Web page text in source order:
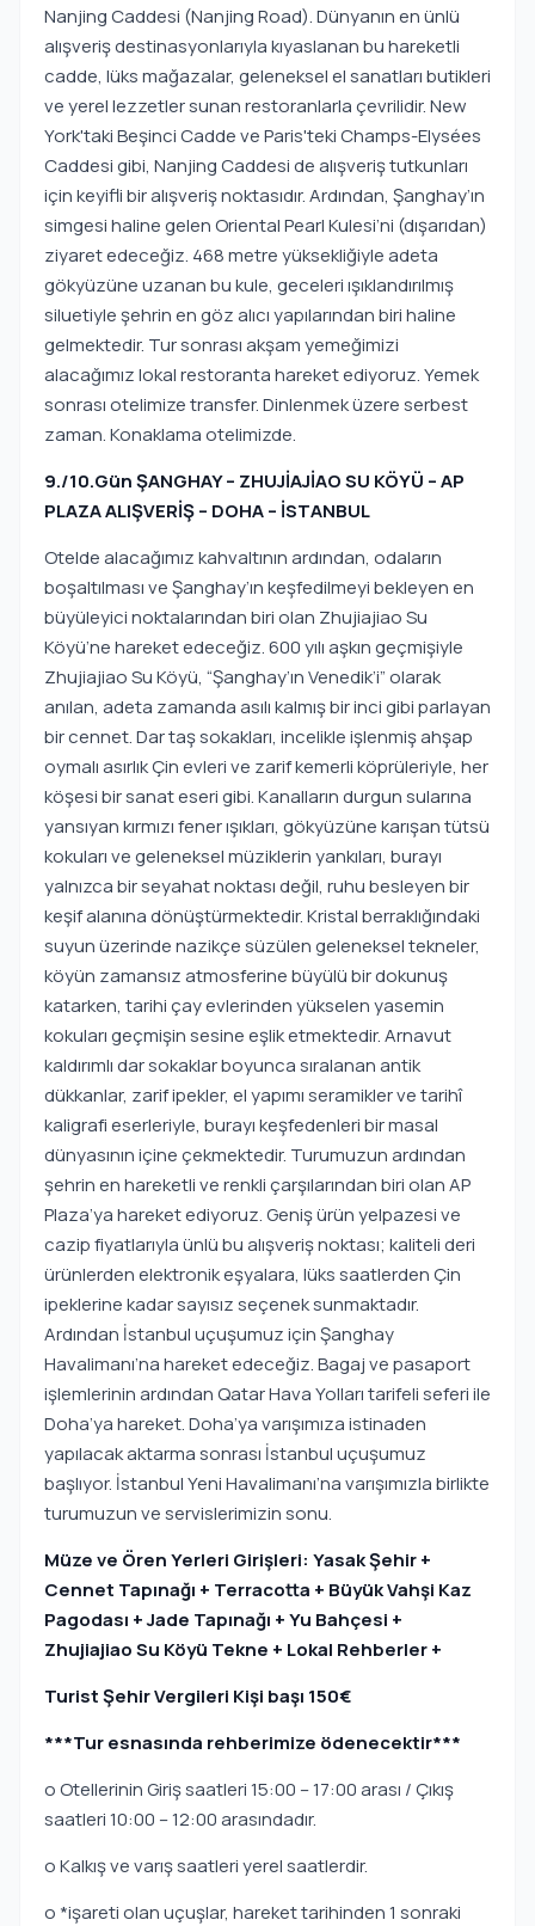
Nanjing Caddesi (Nanjing Road). Dünyanın en ünlü
alışveriş destinasyonlarıyla kıyaslanan bu hareketli
cadde, lüks mağazalar, geleneksel el sanatları butikleri
ve yerel lezzetler sunan restoranlarla çevrilidir. New
York'taki Beşinci Cadde ve Paris'teki Champs-Elysées
Caddesi gibi, Nanjing Caddesi de alışveriş tutkunları
için keyifli bir alışveriş noktasıdır. Ardından, Şanghay’ın
simgesi haline gelen Oriental Pearl Kulesi’ni (dışarıdan)
ziyaret edeceğiz. 468 metre yüksekliğiyle adeta
gökyüzüne uzanan bu kule, geceleri ışıklandırılmış
siluetiyle şehrin en göz alıcı yapılarından biri haline
gelmektedir. Tur sonrası akşam yemeğimizi
alacağımız lokal restoranta hareket ediyoruz. Yemek
sonrası otelimize transfer. Dinlenmek üzere serbest
zaman. Konaklama otelimizde.
9./10.Gün ŞANGHAY – ZHUJİAJİAO SU KÖYÜ – AP
PLAZA ALIŞVERİŞ – DOHA – İSTANBUL
Otelde alacağımız kahvaltının ardından, odaların
boşaltılması ve Şanghay’ın keşfedilmeyi bekleyen en
büyüleyici noktalarından biri olan Zhujiajiao Su
Köyü’ne hareket edeceğiz. 600 yılı aşkın geçmişiyle
Zhujiajiao Su Köyü, “Şanghay’ın Venedik’i” olarak
anılan, adeta zamanda asılı kalmış bir inci gibi parlayan
bir cennet. Dar taş sokakları, incelikle işlenmiş ahşap
oymalı asırlık Çin evleri ve zarif kemerli köprüleriyle, her
köşesi bir sanat eseri gibi. Kanalların durgun sularına
yansıyan kırmızı fener ışıkları, gökyüzüne karışan tütsü
kokuları ve geleneksel müziklerin yankıları, burayı
yalnızca bir seyahat noktası değil, ruhu besleyen bir
keşif alanına dönüştürmektedir. Kristal berraklığındaki
suyun üzerinde nazikçe süzülen geleneksel tekneler,
köyün zamansız atmosferine büyülü bir dokunuş
katarken, tarihi çay evlerinden yükselen yasemin
kokuları geçmişin sesine eşlik etmektedir. Arnavut
kaldırımlı dar sokaklar boyunca sıralanan antik
dükkanlar, zarif ipekler, el yapımı seramikler ve tarihî
kaligrafi eserleriyle, burayı keşfedenleri bir masal
dünyasının içine çekmektedir. Turumuzun ardından
şehrin en hareketli ve renkli çarşılarından biri olan AP
Plaza’ya hareket ediyoruz. Geniş ürün yelpazesi ve
cazip fiyatlarıyla ünlü bu alışveriş noktası; kaliteli deri
ürünlerden elektronik eşyalara, lüks saatlerden Çin
ipeklerine kadar sayısız seçenek sunmaktadır.
Ardından İstanbul uçuşumuz için Şanghay
Havalimanı’na hareket edeceğiz. Bagaj ve pasaport
işlemlerinin ardından Qatar Hava Yolları tarifeli seferi ile
Doha’ya hareket. Doha’ya varışımıza istinaden
yapılacak aktarma sonrası İstanbul uçuşumuz
başlıyor. İstanbul Yeni Havalimanı’na varışımızla birlikte
turumuzun ve servislerimizin sonu.
Müze ve Ören Yerleri Girişleri: Yasak Şehir +
Cennet Tapınağı + Terracotta + Büyük Vahşi Kaz
Pagodası + Jade Tapınağı + Yu Bahçesi +
Zhujiajiao Su Köyü Tekne + Lokal Rehberler +
Turist Şehir Vergileri Kişi başı 150€
***Tur esnasında rehberimize ödenecektir***
o Otellerinin Giriş saatleri 15:00 – 17:00 arası / Çıkış
saatleri 10:00 – 12:00 arasındadır.
o Kalkış ve varış saatleri yerel saatlerdir.
o *işareti olan uçuşlar, hareket tarihinden 1 sonraki